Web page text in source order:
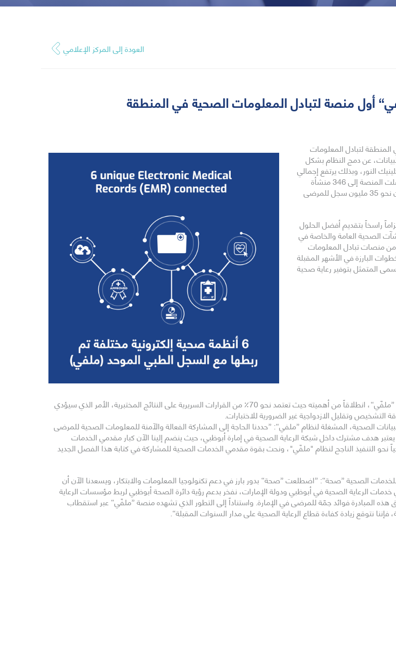
العودة إلى المركز الإعلامي‎
لتبادل المعلومات
عن دمج النظام بشكل
النور، وبذلك يرتفع إجمالي
عدد مستخدمي المنصة حالياً إلى أكثر من 15,000 مستخدم. وحتى الآن، وصلت المنصة إلى 346 منشأة
طبية، تمثل 60٪ من أسرة المستشفيات في أبوظبي، وتتضمن المنصة الآن نحو 35 مليون سجل للمرضى
راسخاً بتقديم أفضل الحلول
الصحية العامة والخاصة في
من منصات تبادل المعلومات
البارزة في الأشهر المقبلة
المتمثل بتوفير رعاية صحية
وسيسهم التحديث الأخير من ”ملفّي“ في توفير نتائج المختبر كجزء من سجل ”ملفّي“، انطلاقاً من أهميته حيث تعتمد نحو 70٪ من القرارات السريرية على النتائج المختبرية، الأمر الذي سيؤدي
وتقليل الازدواجية غير الضرورية للاختبارات.
الصحية، المشغلة لنظام ”ملفي“: ”حددنا الحاجة إلى المشاركة الفعالة والآمنة للمعلومات الصحية للمرضى
هدف مشترك داخل شبكة الرعاية الصحية في إمارة أبوظبي، حيث ينضم إلينا الآن كبار مقدمي الخدمات
التنفيذ الناجح لنظام "ملفّي"، ونحث بقوة مقدمي الخدمات الصحية للمشاركة في كتابة هذا الفصل الجديد
الصحية ”صحة“: ”اضطلعت ”صحة“ بدور بارز في دعم تكنولوجيا المعلومات والابتكار، ويسعدنا الآن أن
الرعاية الصحية في أبوظبي ودولة الإمارات، نفخر بدعم رؤية دائرة الصحة أبوظبي لربط مؤسسات الرعاية
المبادرة فوائد جمّة للمرضى في الإمارة. واستناداً إلى التطور الذي تشهده منصة ”ملفّي“ عبر استقطاب
نتوقع زيادة كفاءة قطاع الرعاية الصحية على مدار السنوات المقبلة“.